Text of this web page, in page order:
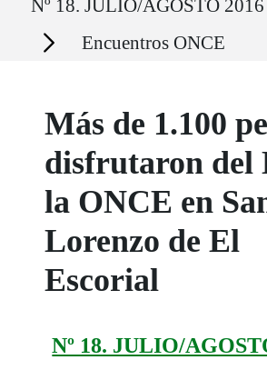
Nº 18. JULIO/AGOSTO 2016
Secciones Encuentros ONCE
Más de 1.100
disfrutaron del
la ONCE en
Lorenzo de El
Escorial
Nº 18. JULIO/